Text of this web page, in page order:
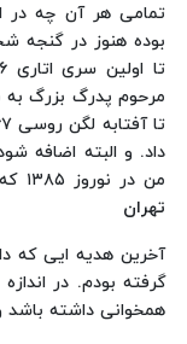
تمامی هر آن چه در
من در نوروز ۱۳۸۵ که کلاه تکزاسی سیاه رنگ است.
تهران
گرفته بودم. در
همخوانی داشته باشد